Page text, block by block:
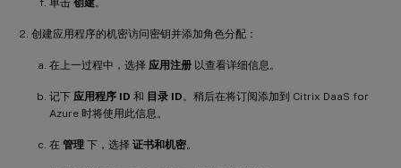
创建应用程序的机密访问密钥并添加角色分配：
在上一过程中，选择 应用注册 以查看详细信息。
记下 应用程序 ID 和 目录 ID 。稍后在将订阅添加到 Citrix DaaS for
Azure 时将使用此信息。
在 管理 下，选择 证书和机密。